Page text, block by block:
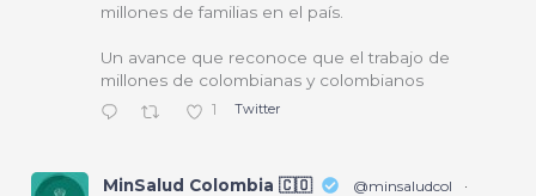
millones de familias en el país.
Un avance que reconoce que el trabajo de
millones de colombianas y colombianos
1 Twitter
MinSalud Colombia 🇨🇴 @minsaludcol
·